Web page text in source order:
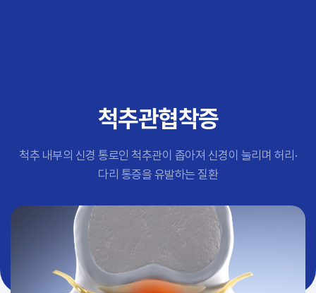
#교통사고후유증 #허리디스크
#추나요법
척추관협착증
척추 내부의 신경 통로인 척추관이 좁아져 신경이 눌리며 허리·
다리 통증을 유발하는 질환